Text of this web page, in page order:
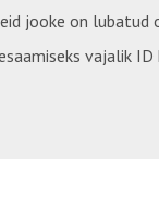
jooke on
vajalik ID